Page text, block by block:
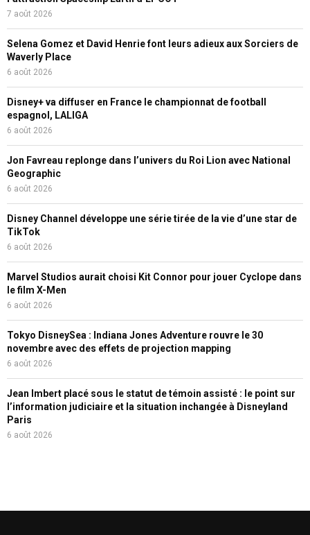
7 août 2026
Selena Gomez et David Henrie font leurs adieux aux Sorciers de
Waverly Place
6 août 2026
Disney+ va diffuser en France le championnat de football
espagnol, LALIGA
6 août 2026
Jon Favreau replonge dans l’univers du Roi Lion avec National
Geographic
6 août 2026
Disney Channel développe une série tirée de la vie d’une star de
TikTok
6 août 2026
Marvel Studios aurait choisi Kit Connor pour jouer Cyclope dans
le film X-Men
6 août 2026
Tokyo DisneySea : Indiana Jones Adventure rouvre le 30
novembre avec des effets de projection mapping
6 août 2026
Jean Imbert placé sous le statut de témoin assisté : le point sur
l’information judiciaire et la situation inchangée à Disneyland
Paris
6 août 2026